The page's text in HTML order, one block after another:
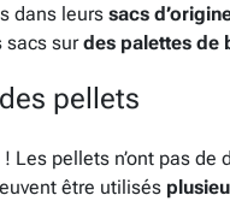
dans leurs sacs
sacs surdes palettes de
pellets
Les pellets n’ont pas
être utilisés